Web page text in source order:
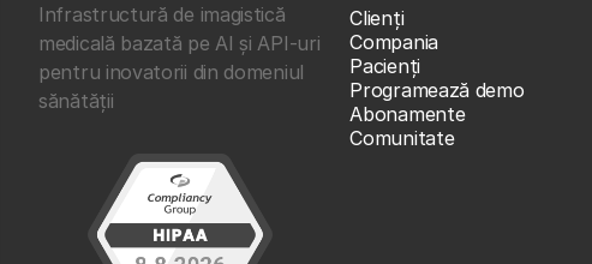
Infrastructură de imagistică
medicală bazată pe AI și API-uri
pentru inovatorii din domeniul
sănătății
Clienţi
Compania
Pacienți
Programează demo
Abonamente
Comunitate